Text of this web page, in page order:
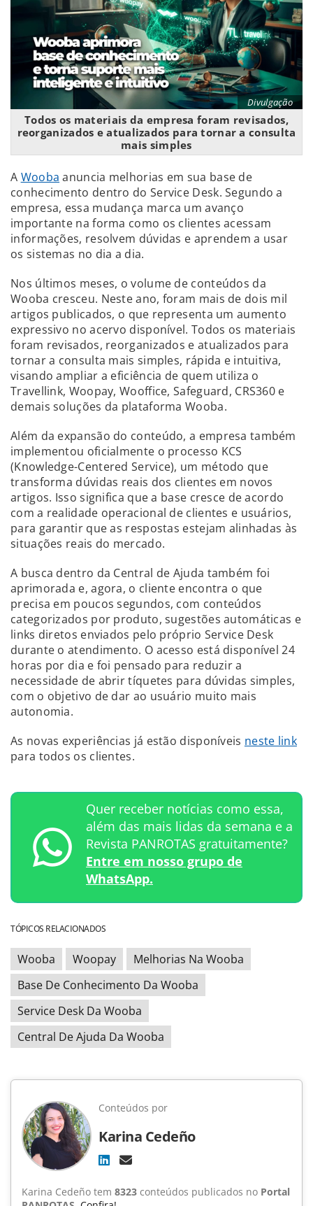
Divulgação
Todos os materiais da empresa foram revisados,
reorganizados e atualizados para tornar a consulta
mais simples
A Wooba anuncia melhorias em sua base de
conhecimento dentro do Service Desk. Segundo a
empresa, essa mudança marca um avanço
importante na forma como os clientes acessam
informações, resolvem dúvidas e aprendem a usar
os sistemas no dia a dia.
Nos últimos meses, o volume de conteúdos da
Wooba cresceu. Neste ano, foram mais de dois mil
artigos publicados, o que representa um aumento
expressivo no acervo disponível. Todos os materiais
foram revisados, reorganizados e atualizados para
tornar a consulta mais simples, rápida e intuitiva,
visando ampliar a eficiência de quem utiliza o
Travellink, Woopay, Wooffice, Safeguard, CRS360 e
demais soluções da plataforma Wooba.
Além da expansão do conteúdo, a empresa também
implementou oficialmente o processo KCS
(Knowledge-Centered Service), um método que
transforma dúvidas reais dos clientes em novos
artigos. Isso significa que a base cresce de acordo
com a realidade operacional de clientes e usuários,
para garantir que as respostas estejam alinhadas às
situações reais do mercado.
A busca dentro da Central de Ajuda também foi
aprimorada e, agora, o cliente encontra o que
precisa em poucos segundos, com conteúdos
categorizados por produto, sugestões automáticas e
links diretos enviados pelo próprio Service Desk
durante o atendimento. O acesso está disponível 24
horas por dia e foi pensado para reduzir a
necessidade de abrir tíquetes para dúvidas simples,
com o objetivo de dar ao usuário muito mais
autonomia.
As novas experiências já estão disponíveis neste link
para todos os clientes.
Quer receber notícias como essa,
além das mais lidas da semana e a
Revista PANROTAS gratuitamente?
Entre em nosso grupo de
WhatsApp.
TÓPICOS RELACIONADOS
Wooba Woopay
Melhorias Na Wooba
Base De Conhecimento Da Wooba
Service Desk Da Wooba
Central De Ajuda Da Wooba
Conteúdos por
Karina Cedeño
Karina Cedeño tem 8323 conteúdos publicados no Portal